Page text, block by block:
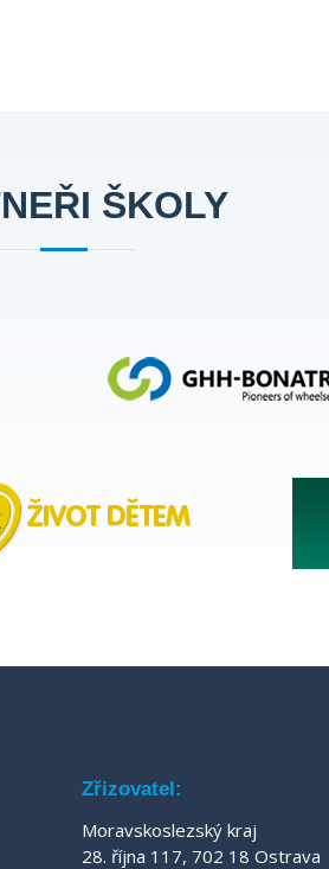
ŠKOLY
Zřizovatel:
Moravskoslezský kraj
28. října 117, 702 18 Ostrava